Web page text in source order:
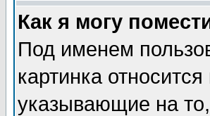
Как я могу
Под именем
картинка
указывающие на